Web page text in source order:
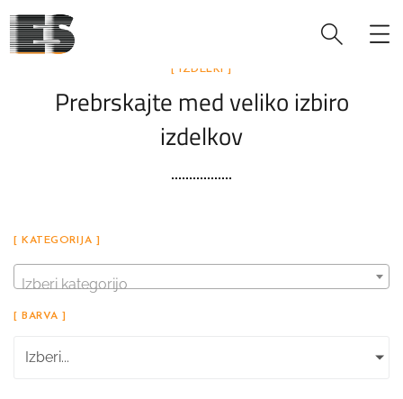
[ IZDELKI ]
Prebrskajte med veliko izbiro
izdelkov
[ KATEGORIJA ]
Izberi kategorijo
[ BARVA ]
Izberi...